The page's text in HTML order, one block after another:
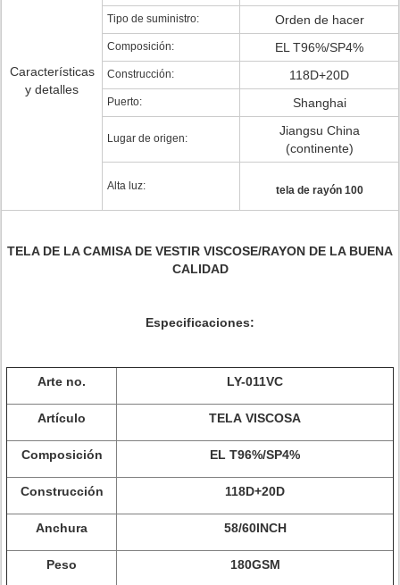
Características
y detalles
Tipo de suministro: Orden de hacer
Composición: EL T96%/SP4%
Construcción: 118D+20D
Puerto: Shanghai
Lugar de origen:
Jiangsu China
(continente)
Alta luz: tela de rayón 100
TELA DE LA CAMISA DE VESTIR VISCOSE/RAYON DE LA BUENA
CALIDAD
Especificaciones:
Arte no. LY-011VC
Artículo TELA VISCOSA
Composición EL T96%/SP4%
Construcción 118D+20D
Anchura 58/60INCH
Peso 180GSM